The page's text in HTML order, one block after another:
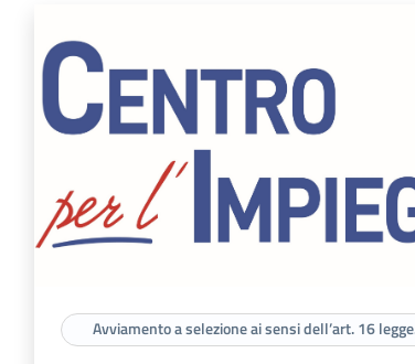
Avviamento a selezione ai sensi dell’art. 16 legge
56/87